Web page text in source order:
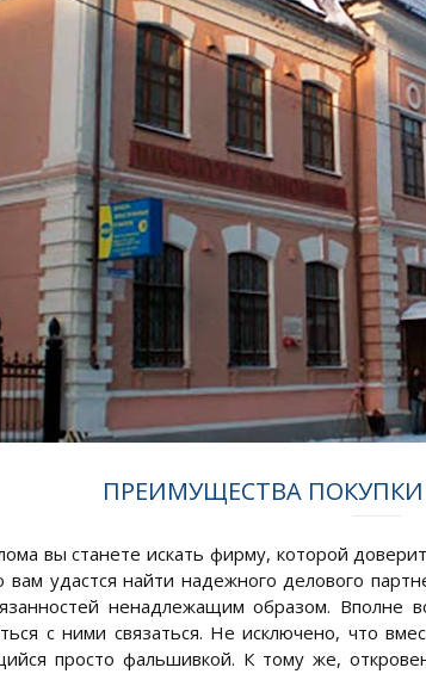
ПРЕИМУЩЕСТВА
вы станете искать фирму, которой
вам удастся найти надежного делового
ненадлежащим образом. Вполне
с ними связаться. Не исключено, что
просто фальшивкой. К тому же,